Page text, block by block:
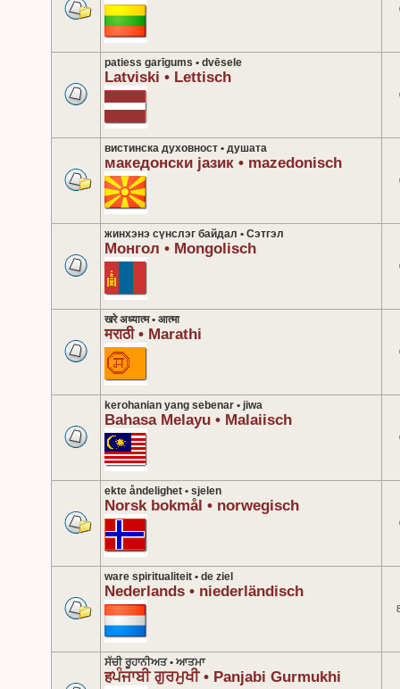
patiess garīgums • dvēsele
Latviski • Lettisch
вистинска духовност • душата
македонски јазик • mazedonisch
жинхэнэ сүнслэг байдал • Сэтгэл
Монгол • Mongolisch
खरे अध्यात्म • आत्मा
मराठी • Marathi
kerohanian yang sebenar • jiwa
Bahasa Melayu • Malaiisch
ekte åndelighet • sjelen
Norsk bokmål • norwegisch
ware spiritualiteit • de ziel
Nederlands • niederländisch
ਸੱਚੀ ਰੂਹਾਨੀਅਤ • ਆਤਮਾ
हਪੰਜਾਬੀ ਗੁਰਮੁਖੀ • Panjabi Gurmukhi